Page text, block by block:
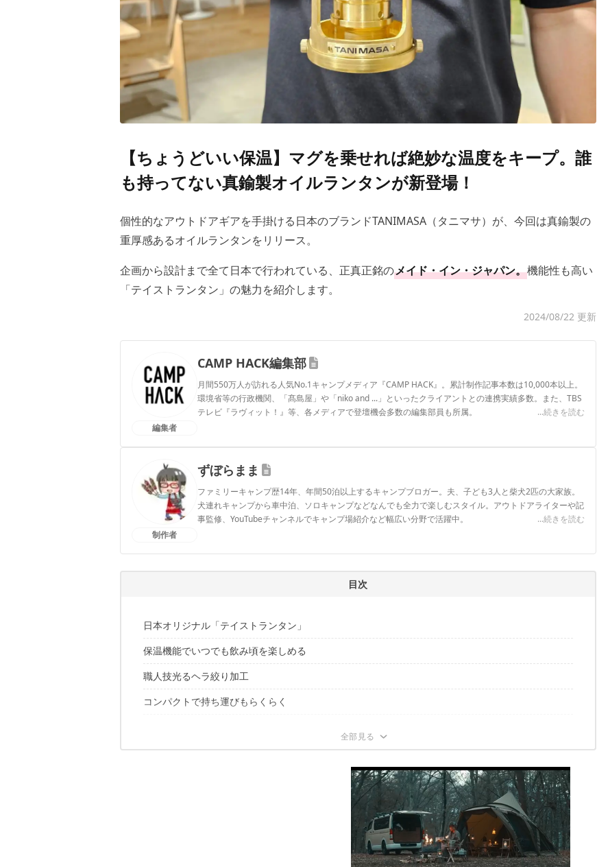
【ちょうどいい保温】マグを乗せれば絶妙な温度をキープ。誰
も持ってない真鍮製オイルランタンが新登場！
個性的なアウトドアギアを手掛ける日本のブランドTANIMASA（タニマサ）が、今回は真鍮製の
重厚感あるオイルランタンをリリース。
企画から設計まで全て日本で行われている、正真正銘のメイド・イン・ジャパン。機能性も高い
「テイストランタン」の魅力を紹介します。
2024/08/22 更新
編集者
CAMP HACK編集部
月間550万人が訪れる人気No.1キャンプメディア『CAMP HACK』。累計制作記事本数は10,000本以上。
環境省等の行政機関、「髙島屋」や「niko and ...」といったクライアントとの連携実績多数。また、TBS
テレビ『ラヴィット！』等、各メディアで登壇機会多数の編集部員も所属。
...続きを読む
制作者
ずぼらまま
ファミリーキャンプ歴14年、年間50泊以上するキャンプブロガー。夫、子ども3人と柴犬2匹の大家族。
犬連れキャンプから車中泊、ソロキャンプなどなんでも全力で楽しむスタイル。アウトドアライターや記
事監修、YouTubeチャンネルでキャンプ場紹介など幅広い分野で活躍中。
...続きを読む
目次
日本オリジナル「テイストランタン」
保温機能でいつでも飲み頃を楽しめる
職人技光るヘラ絞り加工
コンパクトで持ち運びもらくらく
シンプル構造で堅牢性もばっちり！
長く愛せる真鍮性オイルランタンを手に入れよう！